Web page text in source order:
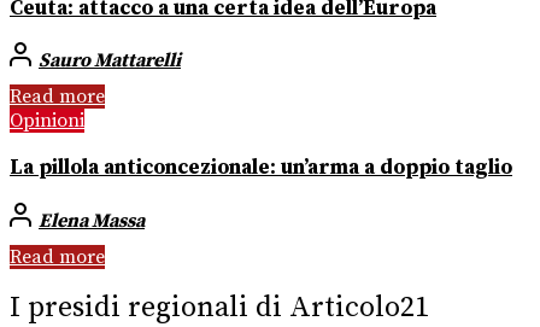
Ceuta: attacco a una certa idea dell’Europa
Sauro Mattarelli
Read more
Opinioni
La pillola anticoncezionale: un’arma a doppio taglio
Elena Massa
Read more
I presidi regionali di Articolo21